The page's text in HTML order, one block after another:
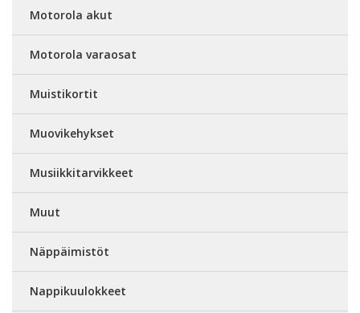
Motorola akut
Motorola varaosat
Muistikortit
Muovikehykset
Musiikkitarvikkeet
Muut
Näppäimistöt
Nappikuulokkeet